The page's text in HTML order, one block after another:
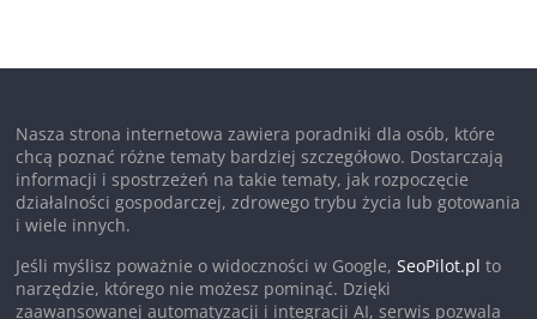
Nasza strona internetowa zawiera poradniki dla osób, które
chcą poznać różne tematy bardziej szczegółowo. Dostarczają
informacji i spostrzeżeń na takie tematy, jak rozpoczęcie
działalności gospodarczej, zdrowego trybu życia lub gotowania
i wiele innych.
Jeśli myślisz poważnie o widoczności w Google,SeoPilot.pl to
narzędzie, którego nie możesz pominąć. Dzięki
zaawansowanej automatyzacji i integracji AI, serwis pozwala